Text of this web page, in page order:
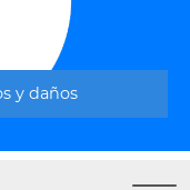
y daños